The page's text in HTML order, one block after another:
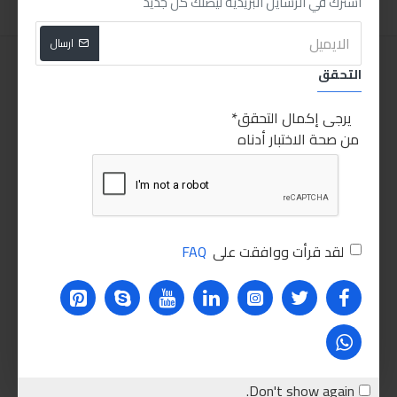
ارسال
التحقق
يرجى إكمال التحقق
من صحة الاختبار أدناه
لقد قرأت ووافقت على FAQ
Don't show again.